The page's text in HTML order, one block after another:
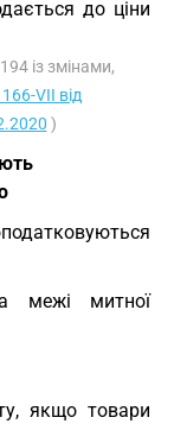
до ціни
із змінами,
VII від
)
межі митної
якщо товари